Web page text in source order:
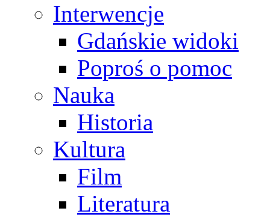
Interwencje
Gdańskie widoki
Poproś o pomoc
Nauka
Historia
Kultura
Film
Literatura